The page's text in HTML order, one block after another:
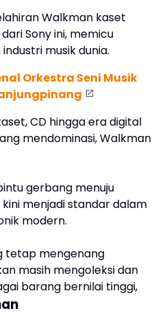
Walkman kaset
Sony ini, memicu
musik dunia.
Orkestra Seni Musik
CD hingga era digital
mendominasi, Walkman
gerbang menuju
menjadi standar dalam
modern.
tetap mengenang
masih mengoleksi dan
barang bernilai tinggi,